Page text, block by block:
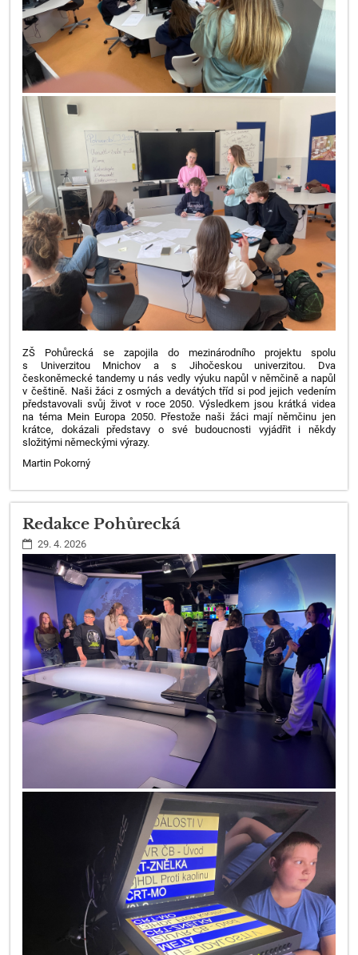
ZŠ Pohůrecká se zapojila do mezinárodního projektu spolu
s Univerzitou Mnichov a s Jihočeskou univerzitou. Dva
českoněmecké tandemy u násvedly výuku napůl v němčině a napůl
v češtině. Naši žáci z osmých a devátých tříd si pod jejich vedením
představovali svůj život v roce2050. Výsledkem jsou krátká videa
na téma Mein Europa 2050. Přestoženaši žáci mají němčinu jen
krátce, dokázali představy o své
budoucnosti vyjádřit i někdy
složitými německými výrazy.
Martin Pokorný
Redakce Pohůrecká
29. 4. 2026